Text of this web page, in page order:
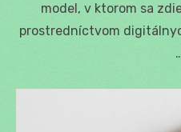
model, v ktorom sa
prostredníctvom